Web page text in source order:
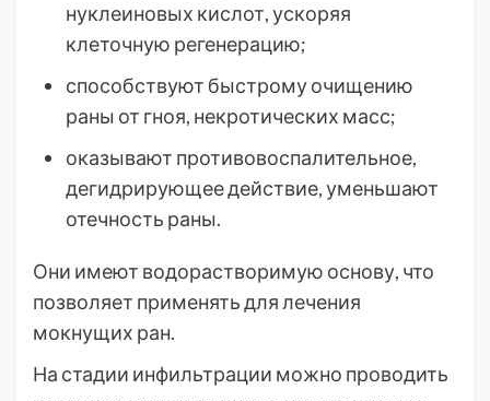
нуклеиновых кислот, ускоряя
клеточную регенерацию;
способствуют быстрому очищению
раны от гноя, некротических масс;
оказывают противовоспалительное,
дегидрирующее действие, уменьшают
отечность раны.
Они имеют водорастворимую основу, что
позволяет применять для лечения
мокнущих ран.
На стадии инфильтрации можно проводить